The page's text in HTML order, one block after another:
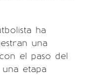
ha
una
el paso del
etapa